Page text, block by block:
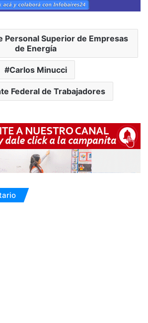
Personal Superior de Empresas
de Energía
Carlos Minucci
Federal de Trabajadores